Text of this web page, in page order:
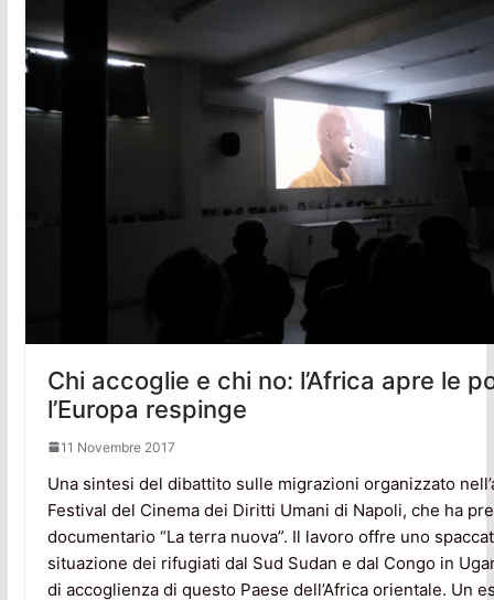
Chi accoglie e chi no: l’Africa apre le
l’Europa respinge
11 Novembre 2017
Una sintesi del dibattito sulle migrazioni organizzato
Festival del Cinema dei Diritti Umani di Napoli, che ha
documentario “La terra nuova”. Il lavoro offre uno
situazione dei rifugiati dal Sud Sudan e dal Congo in
di accoglienza di questo Paese dell’Africa orientale. Un